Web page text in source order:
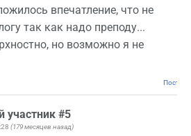
впечатление, что не
так как надо преподу...
но возможно я не
#5
(179 месяцев назад)